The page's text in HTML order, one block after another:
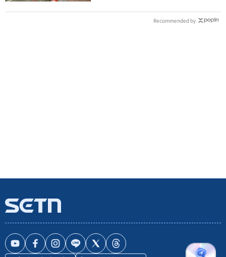
Recommended by